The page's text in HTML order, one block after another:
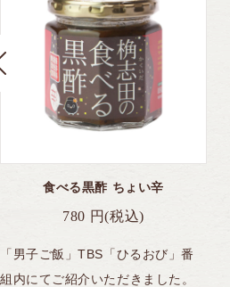
食べる黒酢 ちょい辛
780 円(税込)
「男子ご飯」TBS「ひるおび」番
組内にてご紹介いただきました。